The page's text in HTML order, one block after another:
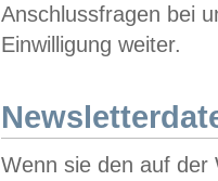
Anschlussfragen bei
Einwilligung weiter.
Wenn sie den auf der